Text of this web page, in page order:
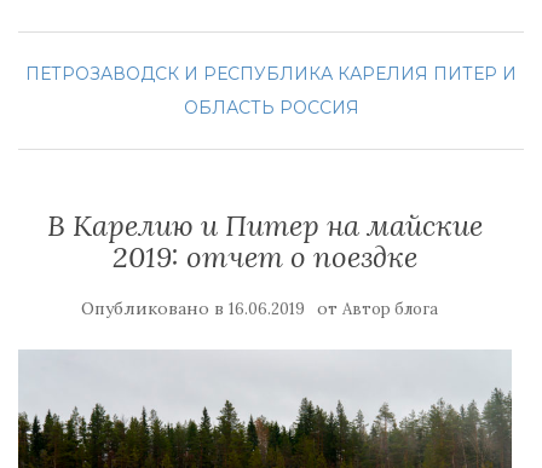
ПЕТРОЗАВОДСК И РЕСПУБЛИКА КАРЕЛИЯ ПИТЕР И
ОБЛАСТЬ РОССИЯ
В Карелию и Питер на майские
2019: отчет о поездке
Опубликовано в 16.06.2019 от Автор блога